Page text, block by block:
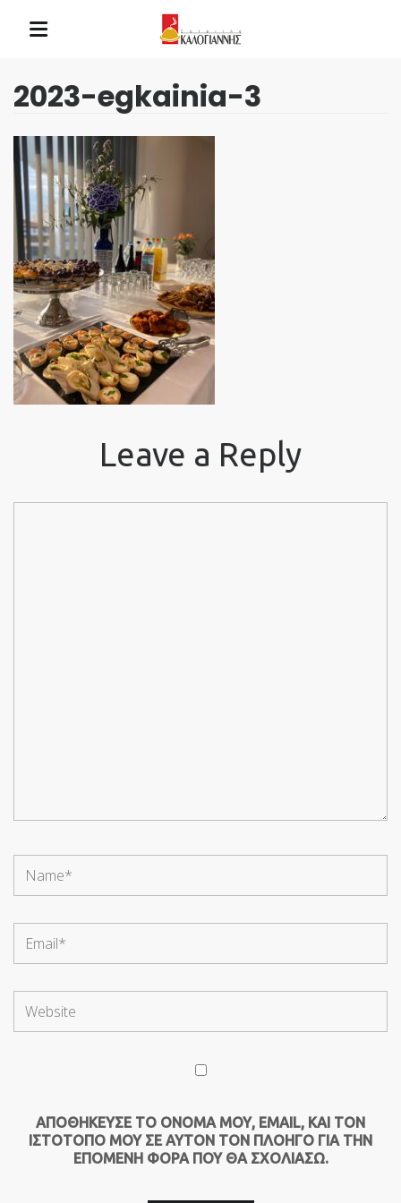
2023-egkainia-3
Leave a Reply
ΑΠΟΘΉΚΕΥΣΕ ΤΟ ΌΝΟΜΆ ΜΟΥ, EMAIL, ΚΑΙ ΤΟΝ
ΙΣΤΌΤΟΠΟ ΜΟΥ ΣΕ ΑΥΤΌΝ ΤΟΝ ΠΛΟΗΓΌ ΓΙΑ ΤΗΝ
ΕΠΌΜΕΝΗ ΦΟΡΆ ΠΟΥ ΘΑ ΣΧΟΛΙΆΣΩ.